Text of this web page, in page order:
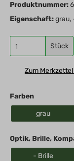
Produktnummer:
Eigenschaft:grau,
Stück
Zum
Farben
grau
Optik, Brille,
- Brille